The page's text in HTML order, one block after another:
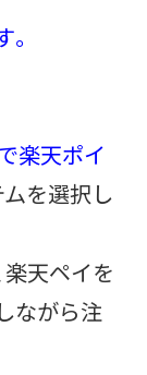
楽天ポイ
を選択し
天ペイを
ながら注